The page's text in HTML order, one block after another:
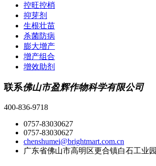
控旺控梢
抑芽剂
生根壮苗
杀菌防病
膨大增产
增产组合
增效助剂
联系佛山市盈辉作物科学有限公司
400-836-9718
0757-83030627
0757-83030627
chenshumei@brightmart.com.cn
广东省佛山市高明区更合镇白石工业园